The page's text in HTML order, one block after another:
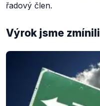
řadový člen.
Výrok jsme zmínili